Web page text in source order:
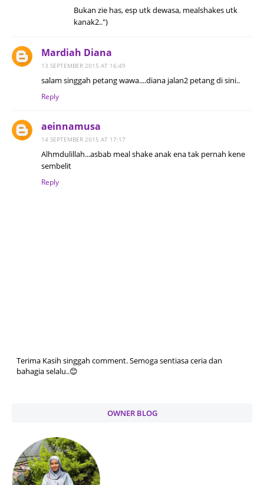
Bukan zie has, esp utk dewasa, mealshakes utk
kanak2..")
Mardiah Diana
13 SEPTEMBER 2015 AT 16:49
salam singgah petang wawa....diana jalan2 petang di sini..
Reply
aeinnamusa
14 SEPTEMBER 2015 AT 17:17
Alhmdulillah...asbab meal shake anak ena tak pernah kene
sembelit
Reply
Terima Kasih singgah comment. Semoga sentiasa ceria dan
bahagia selalu..😊
OWNER BLOG